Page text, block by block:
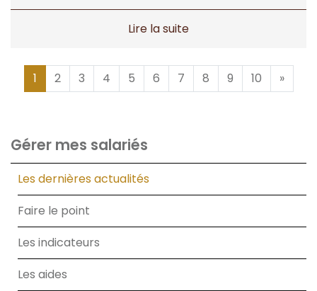
1 2 3 4 5 6 7 8 9 10 »
Gérer mes salariés
Les dernières actualités
Faire le point
Les indicateurs
Les aides